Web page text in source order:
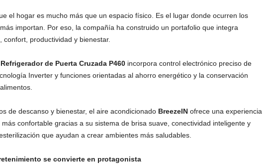
el hogar es mucho más que un espacio físico. Es el lugar donde ocurren los
importan. Por eso, la compañía ha construido un portafolio que integra
confort, productividad y bienestar.
Refrigerador de Puerta Cruzada P460incorpora control electrónico preciso de
Inverter y funciones orientadas al ahorro energético y la conservación
de descanso y bienestar, el aire acondicionado BreezeINofrece una experiencia
confortable gracias a su sistema de brisa suave, conectividad inteligente y
que ayudan a crear ambientes más saludables.
se convierte en protagonista